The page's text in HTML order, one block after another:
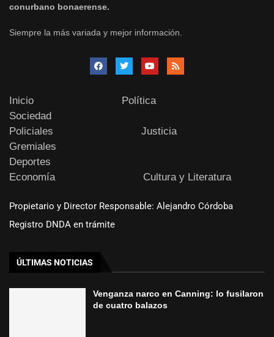
conurbano bonaerense.
Siempre la más variada y mejor información.
Inicio
Política
Sociedad
Policiales
Justicia
Gremiales
Deportes
Economía
Cultura y Literatura
Propietario y Director Responsable: Alejandro Córdoba
Registro DNDA en trámite
ÚLTIMAS NOTICIAS
Venganza narco en Canning: lo fusilaron
de cuatro balazos